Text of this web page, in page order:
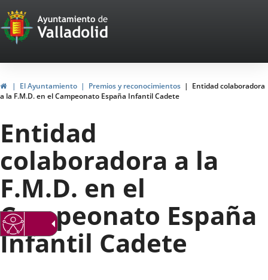
Portal
Web
del
Ayuntamiento
de
Valladolid
HomeEl Ayuntamiento Premios y reconocimientos
Entidad colaboradora
a la F.M.D. en el Campeonato España Infantil Cadete
Entidad
colaboradora a la
F.M.D. en el
Campeonato España
Infantil Cadete